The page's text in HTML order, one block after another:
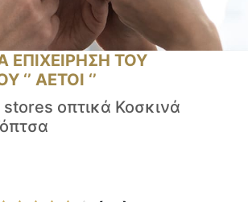
ΕΠΙΧΕΙΡΗΣΗ ΤΟΥ
‘’ ΑΕΤΟΙ ‘’
οπτικά Κοσκινά